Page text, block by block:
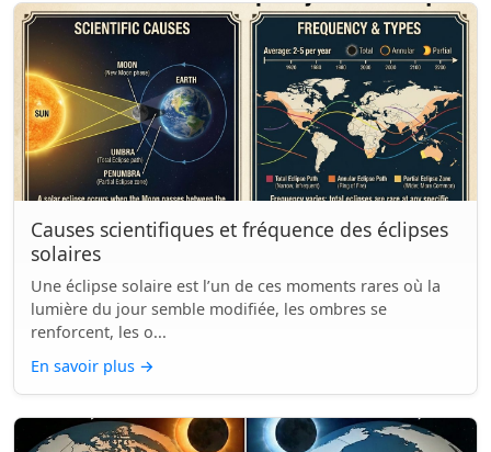
Causes scientifiques et fréquence des éclipses
solaires
Une éclipse solaire est l’un de ces moments rares où la
lumière du jour semble modifiée, les ombres se
renforcent, les o...
En savoir plus →